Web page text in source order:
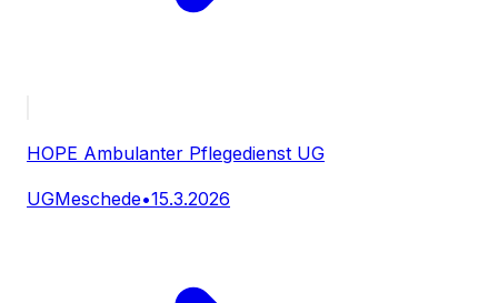
HOPE Ambulanter Pflegedienst UG
UGMeschede•15.3.2026